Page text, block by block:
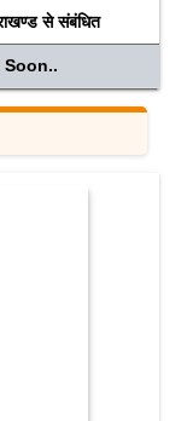
से संबंधित
Soon..